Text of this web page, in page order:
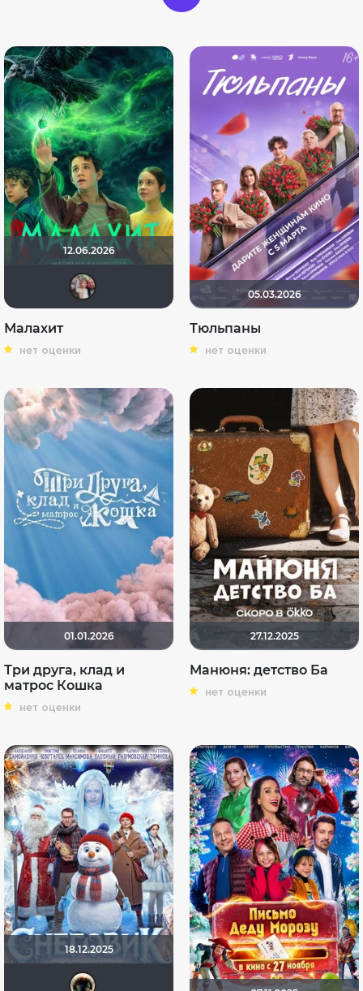
12.06.2026
kravchuk-k
Малахит
нет оценки
05.03.2026
Тюльпаны
нет оценки
01.01.2026
Три друга, клад и
матрос Кошка
нет оценки
27.12.2025
Манюня: детство Ба
нет оценки
18.12.2025